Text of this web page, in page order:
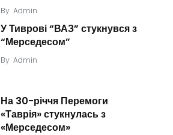
By Admin
У Тиврові “ВАЗ” стукнувся з
“Мерседесом”
By Admin
На 30-річчя Перемоги
«Таврія» стукнулась з
«Мерседесом»